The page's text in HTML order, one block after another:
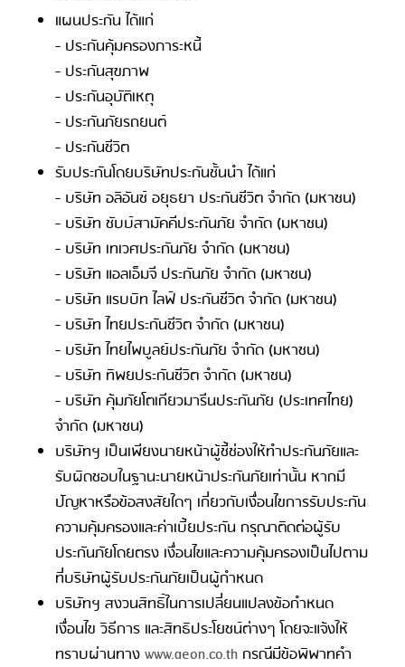
แผนประกัน ได้แก่
- ประกันคุ้มครองภาระหนี้
- ประกันสุขภาพ
- ประกันอุบัติเหตุ
- ประกันภัยรถยนต์
- ประกันชีวิต
รับประกันโดยบริษัทประกันชั้นนำ ได้แก่
- บริษัท อลิอันซ์ อยุธยา ประกันชีวิต จำกัด (มหาชน)
- บริษัท ชับบ์สามัคคีประกันภัย จำกัด (มหาชน)
- บริษัท เทเวศประกันภัย จำกัด (มหาชน)
- บริษัท แอลเอ็มจี ประกันภัย จำกัด (มหาชน)
- บริษัท แรบบิท ไลฟ์ ประกันชีวิต จำกัด (มหาชน)
- บริษัท ไทยประกันชีวิต จำกัด (มหาชน)
- บริษัท ไทยไพบูลย์ประกันภัย จำกัด (มหาชน)
- บริษัท ทิพยประกันชีวิต จำกัด (มหาชน)
- บริษัท คุ้มภัยโตเกียวมารีนประกันภัย (ประเทศไทย)
จำกัด (มหาชน)
บริษัทฯ เป็นเพียงนายหน้าผู้ชี้ช่องให้ทำประกันภัยและ
รับผิดชอบในฐานะนายหน้าประกันภัยเท่านั้น หากมี
ปัญหาหรือข้อสงสัยใดๆ เกี่ยวกับเงื่อนไขการรับประกัน
ความคุ้มครองและค่าเบี้ยประกัน กรุณาติดต่อผู้รับ
ประกันภัยโดยตรง เงื่อนไขและความคุ้มครองเป็นไปตาม
ที่บริษัทผู้รับประกันภัยเป็นผู้กำหนด
บริษัทฯ สงวนสิทธิ์ในการเปลี่ยนแปลงข้อกำหนด
เงื่อนไข วิธีการ และสิทธิประโยชน์ต่างๆ โดยจะแจ้งให้
ทราบผ่านทางwww.aeon.co.th กรณีมีข้อพิพาทคำ